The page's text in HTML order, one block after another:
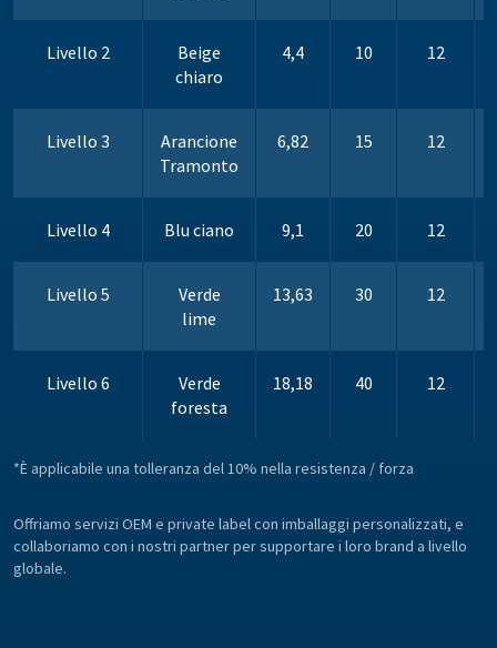
Livello 2
Beige
chiaro
4,4 10 12
Livello 3
Arancione
Tramonto
6,82 15 12
Livello 4 Blu ciano 9,1 20 12
Livello 5
Verde
lime
13,63 30 12
Livello 6
Verde
foresta
18,18 40 12
*È applicabile una tolleranza del 10% nella resistenza / forza
Offriamo servizi OEM e private label con imballaggi personalizzati, e
collaboriamo con i nostri partner per supportare i loro brand a livello
globale.